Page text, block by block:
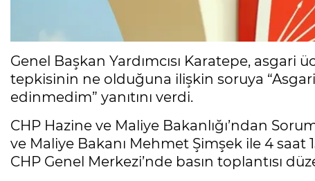
Genel Başkan Yardımcısı Karatepe, asgari
tepkisinin ne olduğuna ilişkin soruya
edinmedim” yanıtını verdi.
CHP Hazine ve Maliye Bakanlığı’ndan
ve Maliye Bakanı Mehmet Şimşek ile 4
CHP Genel Merkezi’nde basın toplantısı